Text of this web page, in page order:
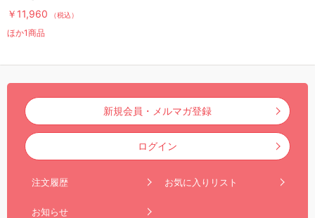
物×各4袋）
￥11,960 （税込）
ほか1商品
新規会員・メルマガ登録
ログイン
注文履歴 お気に入りリスト
お知らせ